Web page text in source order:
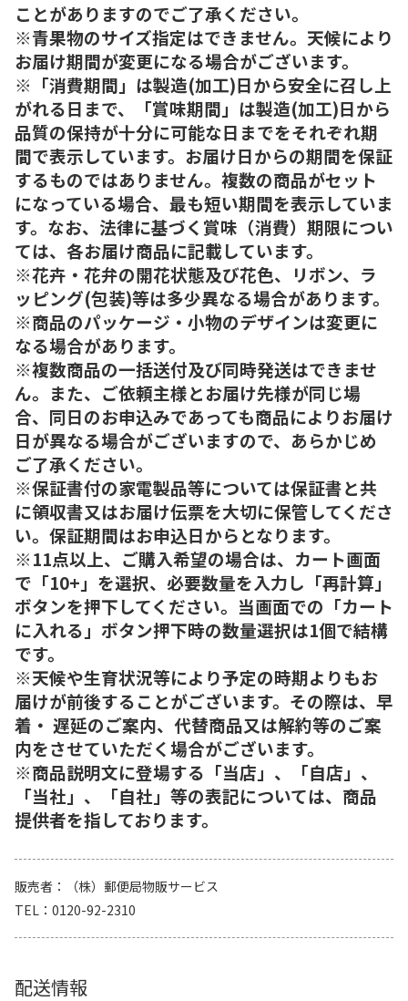
ことがありますのでご了承ください。
※青果物のサイズ指定はできません。天候により
お届け期間が変更になる場合がございます。
※「消費期間」は製造(加工)日から安全に召し上
がれる日まで、「賞味期間」は製造(加工)日から
品質の保持が十分に可能な日までをそれぞれ期
間で表示しています。お届け日からの期間を保証
するものではありません。複数の商品がセット
になっている場合、最も短い期間を表示していま
す。なお、法律に基づく賞味（消費）期限につい
ては、各お届け商品に記載しています。
※花卉・花弁の開花状態及び花色、リボン、ラ
ッピング(包装)等は多少異なる場合があります。
※商品のパッケージ・小物のデザインは変更に
なる場合があります。
※複数商品の一括送付及び同時発送はできませ
ん。また、ご依頼主様とお届け先様が同じ場
合、同日のお申込みであっても商品によりお届け
日が異なる場合がございますので、あらかじめ
ご了承ください。
※保証書付の家電製品等については保証書と共
に領収書又はお届け伝票を大切に保管してくださ
い。保証期間はお申込日からとなります。
※11点以上、ご購入希望の場合は、カート画面
で「10+」を選択、必要数量を入力し「再計算」
ボタンを押下してください。当画面での「カート
に入れる」ボタン押下時の数量選択は1個で結構
です。
※天候や生育状況等により予定の時期よりもお
届けが前後することがございます。その際は、早
着・ 遅延のご案内、代替商品又は解約等のご案
内をさせていただく場合がございます。
※商品説明文に登場する「当店」、「自店」、
「当社」、「自社」等の表記については、商品
提供者を指しております。
販売者
（株）郵便局物販サービス
TEL
0120-92-2310
配送情報